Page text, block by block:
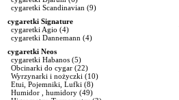
cygaretki Scandinavian (9)
cygaretki Signature
cygaretki Agio (4)
cygaretki Dannemann (4)
cygaretki Neos
cygaretki Habanos (5)
Obcinarki do cygar (22)
Wyrzynarki i nożyczki (10)
Etui, Pojemniki, Lufki (8)
Humidor , humidory (49)